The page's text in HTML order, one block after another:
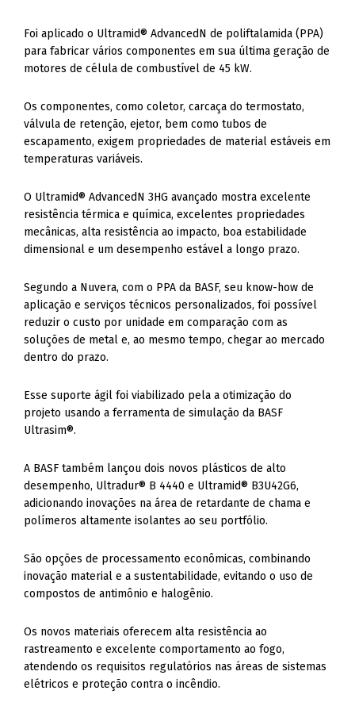
Foi aplicado o Ultramid® AdvancedN de poliftalamida (PPA)
para fabricar vários componentes em sua última geração de
motores de célula de combustível de 45 kW.
Os componentes, como coletor, carcaça do termostato,
válvula de retenção, ejetor, bem como tubos de
escapamento, exigem propriedades de material estáveis ​​em
temperaturas variáveis.
O Ultramid® AdvancedN 3HG avançado mostra excelente
resistência térmica e química, excelentes propriedades
mecânicas, alta resistência ao impacto, boa estabilidade
dimensional e um desempenho estável a longo prazo.
Segundo a Nuvera, com o PPA da BASF, seu know-how de
aplicação e serviços técnicos personalizados, foi possível
reduzir o custo por unidade em comparação com as
soluções de metal e, ao mesmo tempo, chegar ao mercado
dentro do prazo.
Esse suporte ágil foi viabilizado pela a otimização do
projeto usando a ferramenta de simulação da BASF
Ultrasim®.
A BASF também lançou dois novos plásticos de alto
desempenho, Ultradur® B 4440 e Ultramid® B3U42G6,
adicionando inovações na área de retardante de chama e
polímeros altamente isolantes ao seu portfólio.
São opções de processamento econômicas, combinando
inovação material e a sustentabilidade, evitando o uso de
compostos de antimônio e halogênio.
Os novos materiais oferecem alta resistência ao
rastreamento e excelente comportamento ao fogo,
atendendo os requisitos regulatórios nas áreas de sistemas
elétricos e proteção contra o incêndio.